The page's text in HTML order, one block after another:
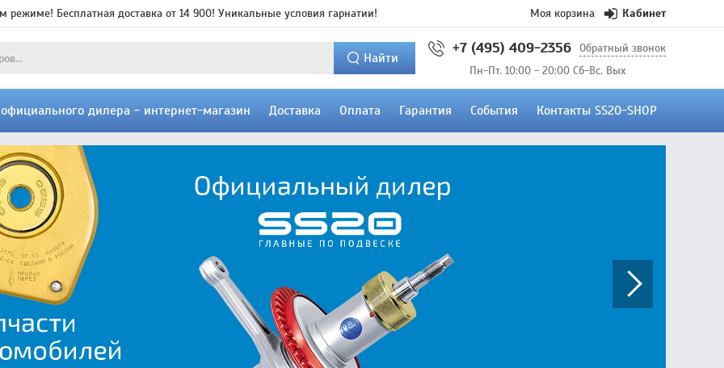
Бесплатная доставка от 14 900! Уникальные условия гарнатии! Моя корзина Кабинет
Найти
+7 (495) 409-2356 Обратный звонок
Пн-Пт. 10:00 - 20:00 Сб-Вс. Вых
дилера - интернет-магазин Доставка Оплата Гарантия События Контакты SS20-SHOP